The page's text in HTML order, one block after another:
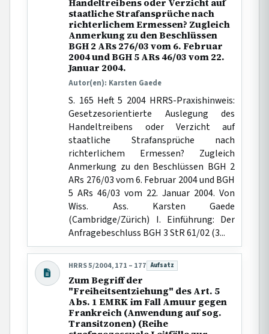
staatliche Strafansprüche nach
richterlichem Ermessen? Zugleich
Anmerkung zu den Beschlüssen
BGH 2 ARs 276/03 vom 6. Februar
2004 und BGH 5 ARs 46/03 vom 22.
Januar 2004.
Autor(en): Karsten Gaede
S. 165 Heft 5 2004 HRRS-Praxishinweis:
Gesetzesorientierte Auslegung des
Handeltreibens oder Verzicht auf
staatliche Strafansprüche nach
richterlichem Ermessen? Zugleich
Anmerkung zu den Beschlüssen BGH 2
ARs 276/03 vom 6. Februar 2004 und BGH
5 ARs 46/03 vom 22. Januar 2004. Von
Wiss. Ass. Karsten Gaede
(Cambridge/Zürich) I. Einführung: Der
Anfragebeschluss BGH 3 StR 61/02 (3...
HRRS 5/2004, 171 – 177 Beitragsart:
Aufsatz
Zum Begriff der
"Freiheitsentziehung" des Art. 5
Abs. 1 EMRK im Fall Amuur gegen
Frankreich (Anwendung auf sog.
Transitzonen) (Reihe